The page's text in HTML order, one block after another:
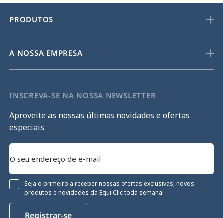
PRODUTOS
A NOSSA EMPRESA
INSCREVA-SE NA NOSSA NEWSLETTER
Aproveite as nossas últimas novidades e ofertas
especiais
Seja o primeiro a receber nossas ofertas exclusivas, novos
produtos e novidades da Equi-Clic toda semana!
Registrar-se